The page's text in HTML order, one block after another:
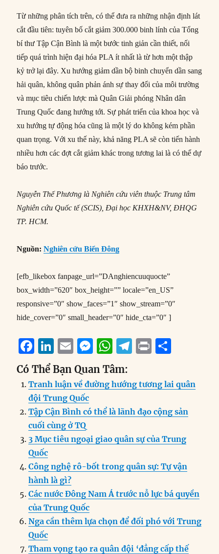
Từ những phân tích trên, có thể đưa ra những nhận định lát
cắt đầu tiên: tuyên bố cắt giảm 300.000 binh lính của Tổng
bí thư Tập Cận Bình là một bước tinh giản cần thiết, nối
tiếp quá trình hiện đại hóa PLA ít nhất là từ hơn một thập
kỷ trở lại đây. Xu hướng giảm dần bộ binh chuyển dần sang
hải quân, không quân phản ánh sự thay đổi của môi trường
và mục tiêu chiến lược mà Quân Giải phóng Nhân dân
Trung Quốc đang hướng tới. Sự phát triển của khoa học và
xu hướng tự động hóa cũng là một lý do không kém phần
quan trọng. Với xu thế này, khả năng PLA sẽ còn tiến hành
nhiều hơn các đợt cắt giảm khác trong tương lai là có thể dự
báo trước.
Nguyễn Thế Phương là Nghiên cứu viên thuộc Trung tâm
Nghiên cứu Quốc tế (SCIS), Đại học KHXH&NV, ĐHQG
TP. HCM.
Nguồn:Nghiên cứu Biển Đông
[efb_likebox fanpage_url=”DAnghiencuuquocte”
box_width=”620″ box_height=”” locale=”en_US”
responsive=”0″ show_faces=”1″ show_stream=”0″
hide_cover=”0″ small_header=”0″ hide_cta=”0″ ]
F
a
c
e
b
o
o
k
Li
n
k
e
d
I
n
E
m
ai
l
M
ss
e
n
er
W
h
at
s
A
p
T
e
g
r
m
P
n
t
a
re
Có Thể Bạn Quan Tâm:
Tranh luận về đường hướng tương lai quân
đội Trung Quốc
Tập Cận Bình có thể là lãnh đạo cộng sản
cuối cùng ở TQ
3 Mục tiêu ngoại giao quân sự của Trung
Quốc
Công nghệ rô-bốt trong quân sự: Tự vận
hành là gì?
Các nước Đông Nam Á trước nỗ lực bá quyền
của Trung Quốc
Nga cần thêm lựa chọn để đối phó với Trung
Quốc
Tham vọng tạo ra quân đội ‘đẳng cấp thế